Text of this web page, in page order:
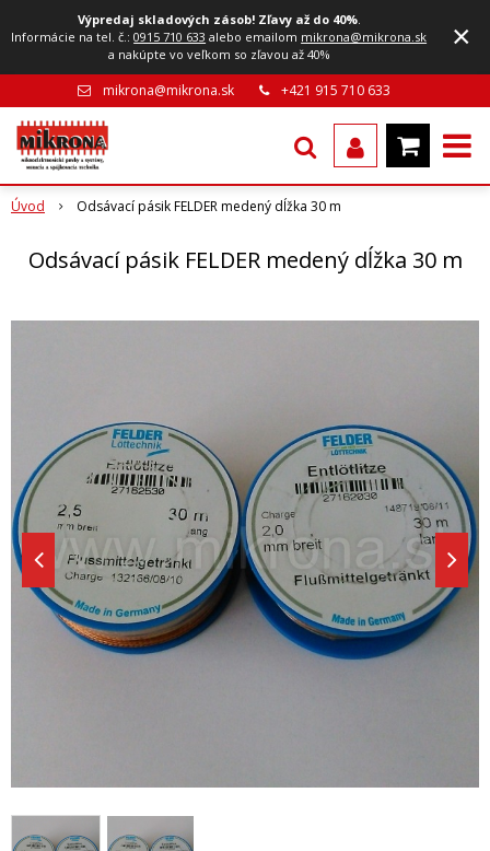
Výpredaj skladových zásob! Zľavy až do 40%.
Informácie na tel. č.:0915 710 633 alebo emailom mikrona@mikrona.sk
a nakúpte vo veľkom so zľavou až 40%
×
mikrona@mikrona.sk +421 915 710 633
Úvod Odsávací pásik FELDER medený dĺžka 30 m
Odsávací pásik FELDER medený dĺžka 30 m